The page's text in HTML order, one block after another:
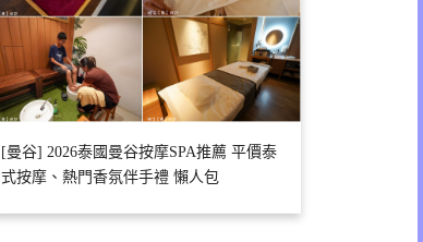
[曼谷] 2026泰國曼谷按摩SPA推薦 平價泰
式按摩、熱門香氛伴手禮 懶人包